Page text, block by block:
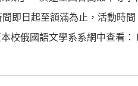
即日起至額滿為止，活動時
校俄國語文學系系網中查看